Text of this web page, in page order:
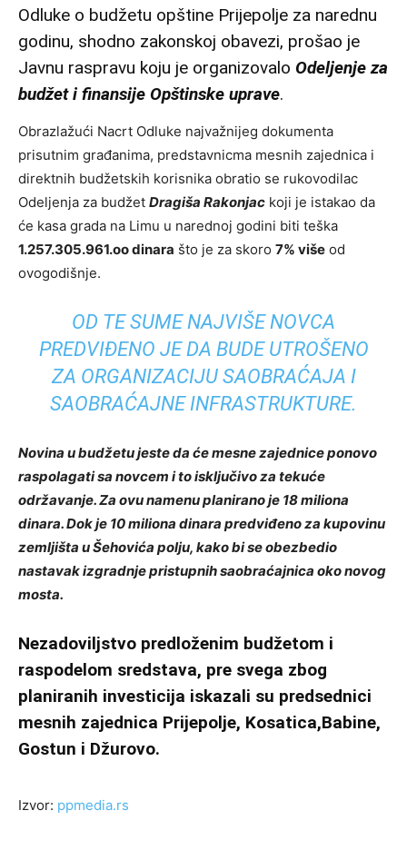
Odluke o budžetu opštine Prijepolje za narednu
godinu, shodno zakonskoj obavezi, prošao je
Javnu raspravu koju je organizovalo Odeljenje za
budžet i finansije Opštinske uprave.
Obrazlažući Nacrt Odluke najvažnijeg dokumenta
prisutnim građanima, predstavnicma mesnih zajednica i
direktnih budžetskih korisnika obratio se rukovodilac
Odeljenja za budžet Dragiša Rakonjac koji je istakao da
će kasa grada na Limu u narednoj godini biti teška
1.257.305.961.oo dinara što je za skoro 7% više od
ovogodišnje.
OD TE SUME NAJVIŠE NOVCA
PREDVIĐENO JE DA BUDE UTROŠENO
ZA ORGANIZACIJU SAOBRAĆAJA I
SAOBRAĆAJNE INFRASTRUKTURE.
Novina u budžetu jeste da će mesne zajednice ponovo
raspolagati sa novcem i to isključivo za tekuće
održavanje. Za ovu namenu planirano je 18 miliona
dinara. Dok je 10 miliona dinara predviđeno za kupovinu
zemljišta u Šehovića polju, kako bi se obezbedio
nastavak izgradnje pristupnih saobraćajnica oko novog
mosta.
Nezadoviljstvo predloženim budžetom i
raspodelom sredstava, pre svega zbog
planiranih investicija iskazali su predsednici
mesnih zajednica Prijepolje, Kosatica,Babine,
Gostun i Džurovo.
Izvor: ppmedia.rs